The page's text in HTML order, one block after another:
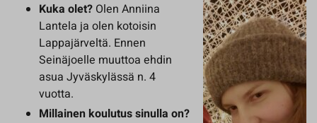
Kuka olet? Olen Anniina
Lantela ja olen kotoisin
Lappajärveltä. Ennen
Seinäjoelle muuttoa ehdin
asua Jyväskylässä n. 4
vuotta.
Millainen koulutus sinulla on?